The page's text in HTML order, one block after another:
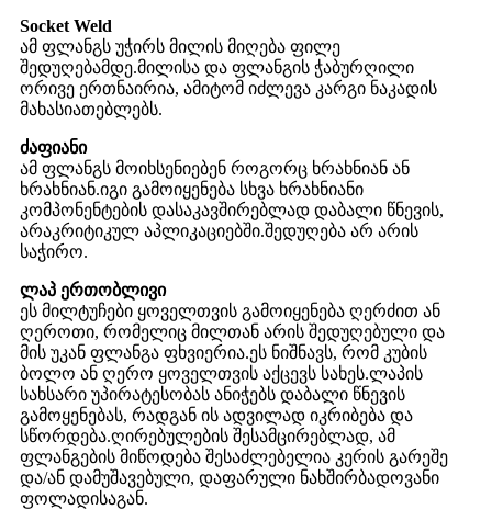
Socket Weld
ამ ფლანგს უჭირს მილის მიღება ფილე
შედუღებამდე.მილისა და ფლანგის ჭაბურღილი
ორივე ერთნაირია, ამიტომ იძლევა კარგი ნაკადის
მახასიათებლებს.
ძაფიანი
ამ ფლანგს მოიხსენიებენ როგორც ხრახნიან ან
ხრახნიან.იგი გამოიყენება სხვა ხრახნიანი
კომპონენტების დასაკავშირებლად დაბალი წნევის,
არაკრიტიკულ აპლიკაციებში.შედუღება არ არის
საჭირო.
ლაპ ერთობლივი
ეს მილტუჩები ყოველთვის გამოიყენება ღერძით ან
ღეროთი, რომელიც მილთან არის შედუღებული და
მის უკან ფლანგა ფხვიერია.ეს ნიშნავს, რომ კუბის
ბოლო ან ღერო ყოველთვის აქცევს სახეს.ლაპის
სახსარი უპირატესობას ანიჭებს დაბალი წნევის
გამოყენებას, რადგან ის ადვილად იკრიბება და
სწორდება.ღირებულების შესამცირებლად, ამ
ფლანგების მიწოდება შესაძლებელია კერის გარეშე
და/ან დამუშავებული, დაფარული ნახშირბადოვანი
ფოლადისაგან.